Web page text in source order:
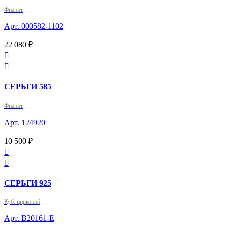
Фианит
Арт. 000582-1102
22 080 ₽


СЕРЬГИ 585
Фианит
Арт. 124920
10 500 ₽


СЕРЬГИ 925
Куб. цирконий
Арт. B20161-E